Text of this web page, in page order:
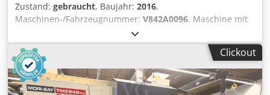
Zustand: gebraucht, Baujahr: 2016,
Maschinen-/Fahrzeugnummer: V842A0096, Maschine mit
SIEMENS Sinumerik 840 D Steuerung, Seriennummer
V842A0096, Baujahr 2016. Max. Stangendurchmesser 42
mm, max. Vorschublänge 180 mm. 8 unabhängig
angetriebene Spindeln, max. Spindeldrehzahl 4.500 U/min,
Leistung je Spindelmotor 11 kW (88 kW Gesamtleistung),
Clickout